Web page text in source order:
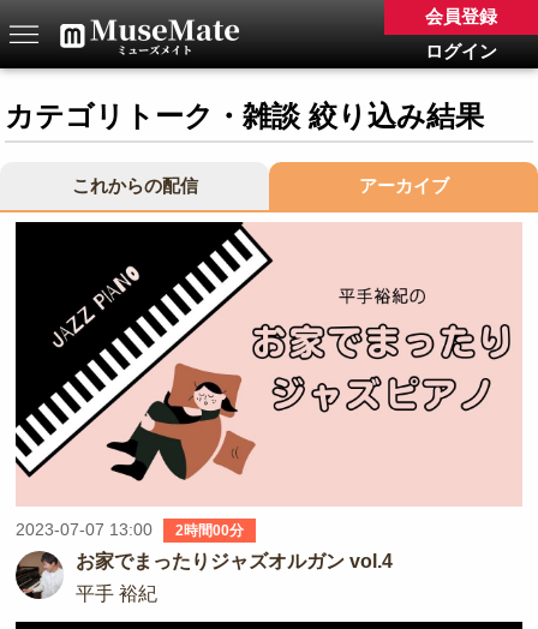
ログイン
会員登録
カテゴリトーク・雑談 絞り込み結果
これからの配信 アーカイブ
2023-07-07 13:00 2時間00分
お家でまったりジャズオルガン vol.4
平手 裕紀